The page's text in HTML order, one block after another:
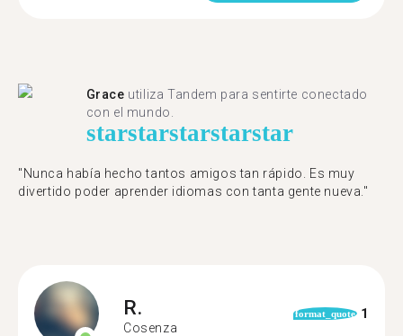
Grace utiliza Tandem para sentirte conectado
con el mundo.
starstarstarstarstar
"Nunca había hecho tantos amigos tan rápido. Es muy
divertido poder aprender idiomas con tanta gente nueva."
R.
Cosenza
format_quote 1